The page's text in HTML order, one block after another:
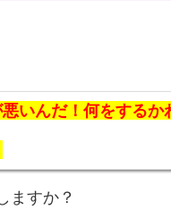
いんだ！何をするか
ますか？